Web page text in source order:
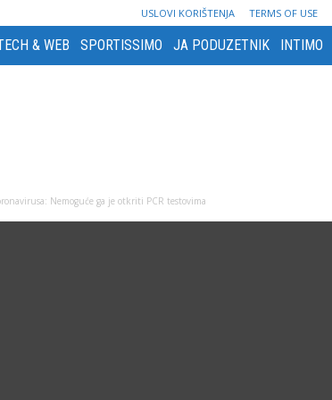
USLOVI KORIŠTENJA TERMS OF USE
& WEB SPORTISSIMO JA PODUZETNIK INTIMO
Nemoguće ga je otkriti PCR testovima